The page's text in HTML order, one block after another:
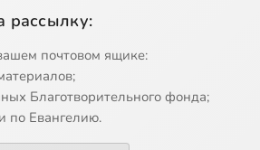
рассылку:
почтовом ящике:
Благотворительного фонда;
по Евангелию.